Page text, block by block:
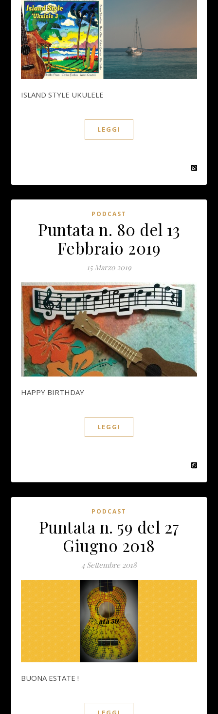
ISLAND STYLE UKULELE
LEGGI
PODCAST
Puntata n. 80 del 13
Febbraio 2019
15 Marzo 2019
HAPPY BIRTHDAY
LEGGI
PODCAST
Puntata n. 59 del 27
Giugno 2018
4 Settembre 2018
BUONA ESTATE !